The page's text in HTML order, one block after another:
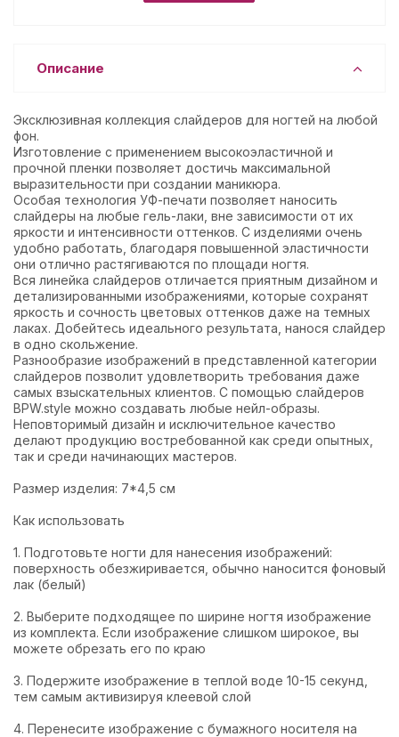
Описание
Эксклюзивная коллекция слайдеров для ногтей на любой
фон.
Изготовление с применением высокоэластичной и
прочной пленки позволяет достичь максимальной
выразительности при создании маникюра.
Особая технология УФ-печати позволяет наносить
слайдеры на любые гель-лаки, вне зависимости от их
яркости и интенсивности оттенков. С изделиями очень
удобно работать, благодаря повышенной эластичности
они отлично растягиваются по площади ногтя.
Вся линейка слайдеров отличается приятным дизайном и
детализированными изображениями, которые сохранят
яркость и сочность цветовых оттенков даже на темных
лаках. Добейтесь идеального результата, нанося слайдер
в одно скольжение.
Разнообразие изображений в представленной категории
слайдеров позволит удовлетворить требования даже
самых взыскательных клиентов. С помощью слайдеров
BPW.style можно создавать любые нейл-образы.
Неповторимый дизайн и исключительное качество
делают продукцию востребованной как среди опытных,
так и среди начинающих мастеров.
Размер изделия: 7*4,5 см
Как использовать
1. Подготовьте ногти для нанесения изображений:
поверхность обезжиривается, обычно наносится фоновый
лак (белый)
2. Выберите подходящее по ширине ногтя изображение
из комплекта. Если изображение слишком широкое, вы
можете обрезать его по краю
3. Подержите изображение в теплой воде 10-15 секунд,
тем самым активизируя клеевой слой
4. Перенесите изображение с бумажного носителя на